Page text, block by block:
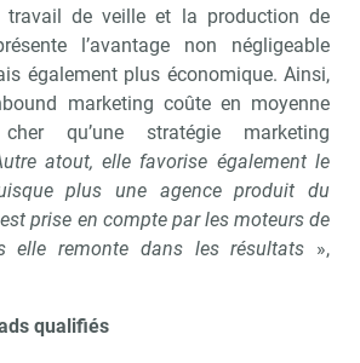
travail de veille et la production de
l’avantage non négligeable
également plus économique. Ainsi,
marketing coûte en moyenne
qu’une stratégie marketing
atout, elle favorise également le
plus une agence produit du
prise en compte par les moteurs de
elle remonte dans les résultats »,
qualifiés